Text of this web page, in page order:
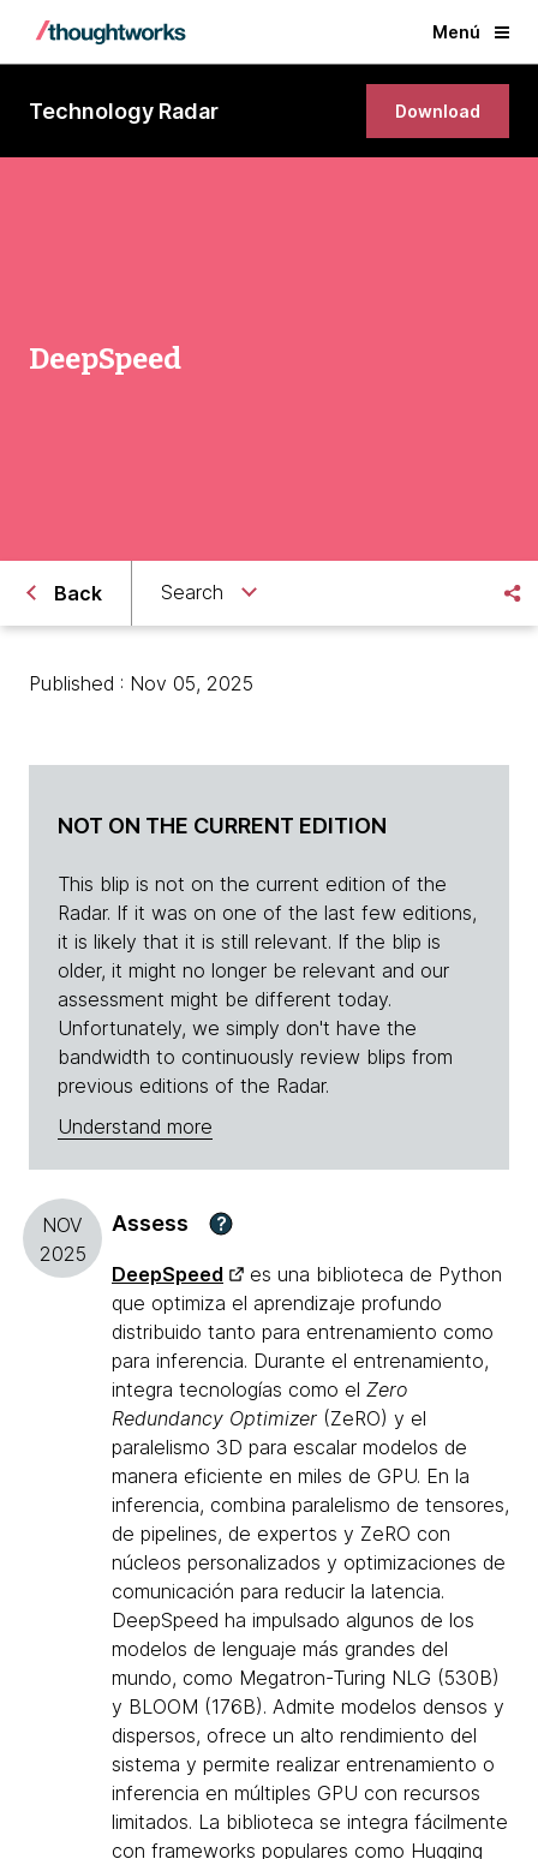
Menú
Technology Radar Download
DeepSpeed
Back Search
Published : Nov 05, 2025
NOT ON THE CURRENT EDITION
This blip is not on the current edition of the
Radar. If it was on one of the last few editions,
it is likely that it is still relevant. If the blip is
older, it might no longer be relevant and our
assessment might be different today.
Unfortunately, we simply don't have the
bandwidth to continuously review blips from
previous editions of the Radar.
Understand more
NOV
2025
Assess ?
DeepSpeed
es una biblioteca de Python
que optimiza el aprendizaje profundo
distribuido tanto para entrenamiento como
para inferencia. Durante el entrenamiento,
integra tecnologías como el Zero
Redundancy Optimizer (ZeRO) y el
paralelismo 3D para escalar modelos de
manera eficiente en miles de GPU. En la
inferencia, combina paralelismo de tensores,
de pipelines, de expertos y ZeRO con
núcleos personalizados y optimizaciones de
comunicación para reducir la latencia.
DeepSpeed ha impulsado algunos de los
modelos de lenguaje más grandes del
mundo, como Megatron-Turing NLG (530B)
y BLOOM (176B). Admite modelos densos y
dispersos, ofrece un alto rendimiento del
sistema y permite realizar entrenamiento o
inferencia en múltiples GPU con recursos
limitados. La biblioteca se integra fácilmente
con frameworks populares como Hugging